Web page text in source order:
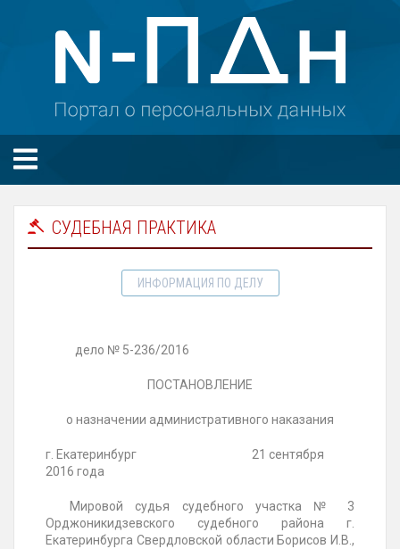
СУДЕБНАЯ ПРАКТИКА
ИНФОРМАЦИЯ ПО ДЕЛУ
дело № 5-236/2016
ПОСТАНОВЛЕНИЕ
о назначении административного наказания
г. Екатеринбург
21 сентября
2016 года
Мировой судья судебного участка № 3
Орджоникидзевского судебного района г.
Екатеринбурга Свердловской области Борисов И.В.,